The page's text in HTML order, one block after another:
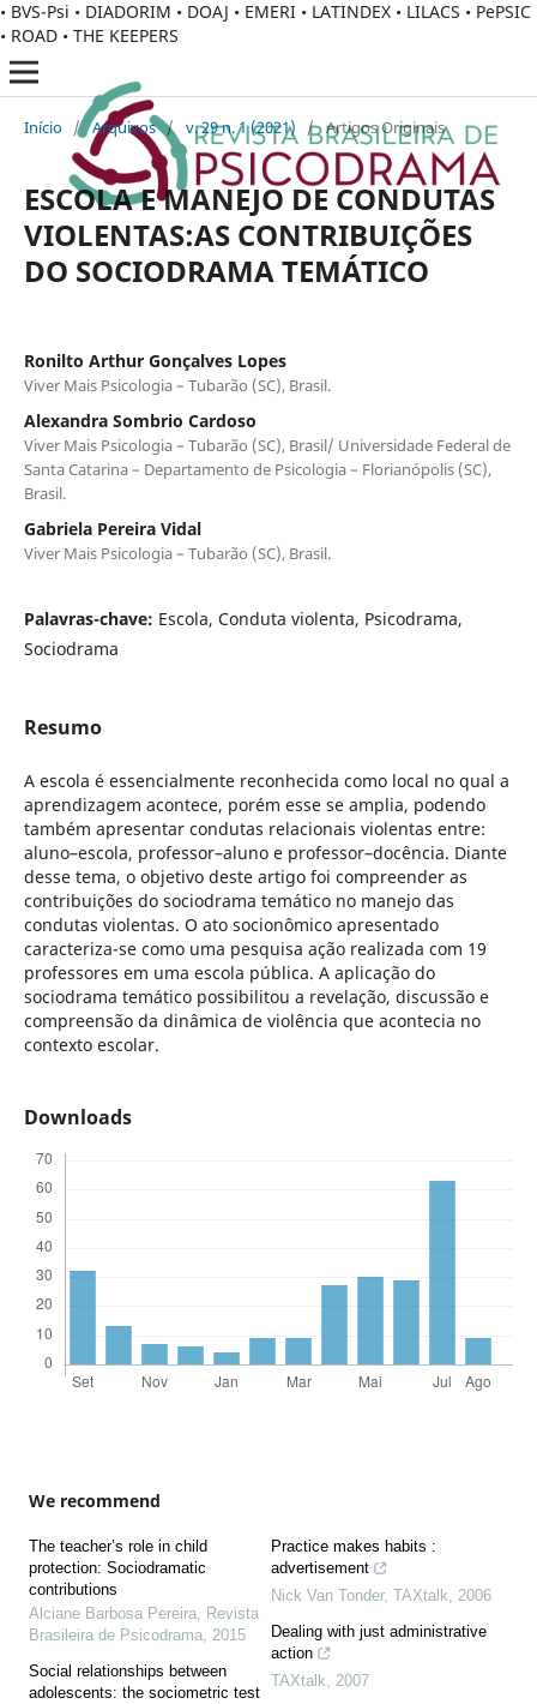
• BVS-Psi • DIADORIM • DOAJ • EMERI • LATINDEX • LILACS • PePSIC
• ROAD • THE KEEPERS
Início / Arquivos / v. 29 n. 1 (2021) / Artigos Originais
ESCOLA E MANEJO DE CONDUTAS
VIOLENTAS:AS CONTRIBUIÇÕES
DO SOCIODRAMA TEMÁTICO
Ronilto Arthur Gonçalves Lopes
Viver Mais Psicologia – Tubarão (SC), Brasil.
Alexandra Sombrio Cardoso
Viver Mais Psicologia – Tubarão (SC), Brasil/ Universidade Federal de
Santa Catarina – Departamento de Psicologia – Florianópolis (SC),
Brasil.
Gabriela Pereira Vidal
Viver Mais Psicologia – Tubarão (SC), Brasil.
Palavras-chave: Escola, Conduta violenta, Psicodrama,
Sociodrama
Resumo
A escola é essencialmente reconhecida como local no qual a
aprendizagem acontece, porém esse se amplia, podendo
também apresentar condutas relacionais violentas entre:
aluno–escola, professor–aluno e professor–docência. Diante
desse tema, o objetivo deste artigo foi compreender as
contribuições do sociodrama temático no manejo das
condutas violentas. O ato socionômico apresentado
caracteriza-se como uma pesquisa ação realizada com 19
professores em uma escola pública. A aplicação do
sociodrama temático possibilitou a revelação, discussão e
compreensão da dinâmica de violência que acontecia no
contexto escolar.
Downloads
We recommend
The teacher’s role in child
protection: Sociodramatic
contributions
Alciane Barbosa Pereira, Revista
Brasileira de Psicodrama, 2015
Social relationships between
adolescents: the sociometric test
Practice makes habits :
advertisement
Nick Van Tonder, TAXtalk, 2006
Dealing with just administrative
action
TAXtalk, 2007